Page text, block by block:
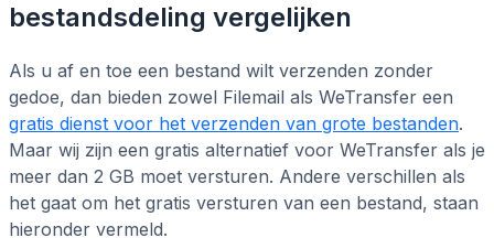
bestandsdeling vergelijken
Als u af en toe een bestand wilt verzenden zonder
gedoe, dan bieden zowel Filemail als WeTransfer een
gratis dienst voor het verzenden van grote bestanden.
Maar wij zijn een gratis alternatief voor WeTransfer als je
meer dan 2 GB moet versturen. Andere verschillen als
het gaat om het gratis versturen van een bestand, staan
hieronder vermeld.